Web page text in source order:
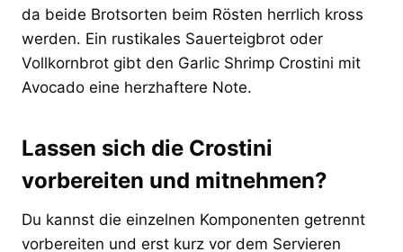
da beide Brotsorten beim Rösten herrlich kross
werden. Ein rustikales Sauerteigbrot oder
Vollkornbrot gibt den Garlic Shrimp Crostini mit
Avocado eine herzhaftere Note.
Lassen sich die Crostini
vorbereiten und mitnehmen?
Du kannst die einzelnen Komponenten getrennt
vorbereiten und erst kurz vor dem Servieren